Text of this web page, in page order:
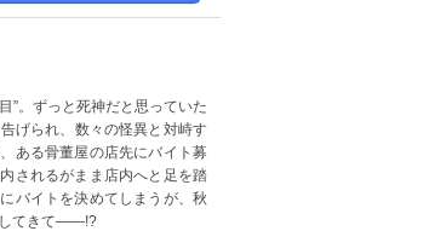
”。ずっと死神だと思っていた
げられ、数々の怪異と対峙す
ある骨董屋の店先にバイト募
されるがまま店内へと足を踏
バイトを決めてしまうが、秋
してきて――!?